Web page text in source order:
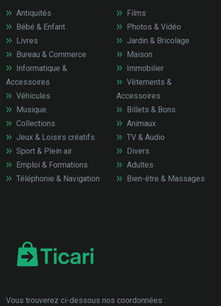
Antiquités
Bébé & Enfant
Livres
Bureau & Commerce
Informatique &
Accessoires
Véhicules
Films
Photos & Vidéo
Jardin & Bricolage
Maison
Immobilier
Vêtements &
Accessoires
Musique
Collections
Jeux & Loisirs créatifs
Sport & Plein air
Emploi & Formations
Téléphonie & Navigation
Billets & Bons
Animaux
TV & Audio
Divers
Adultes
Bien-être & Massages
Vous trouverez ci-dessous nos coordonnées :